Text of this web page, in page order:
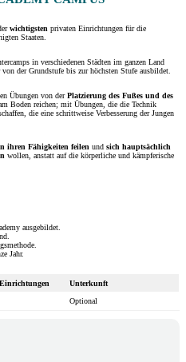
wichtigsten privaten Einrichtungen für die
Staaten.
in verschiedenen Städten im ganzen Land
der Grundstufe bis zur höchsten Stufe ausbildet.
Übungen von derPlatzierung des Fußes und des
Boden reichen; mit Übungen, die die Technik
die eine schrittweise Verbesserung der Jungen
ihren Fähigkeiten feilen und sich hauptsächlich
wollen, anstatt auf die körperliche und kämpferische
ausgebildet.
Jahr.
Unterkunft
Optional